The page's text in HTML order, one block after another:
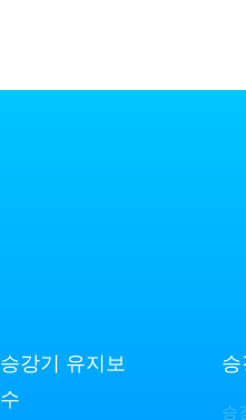
승강기 유지보
수
승